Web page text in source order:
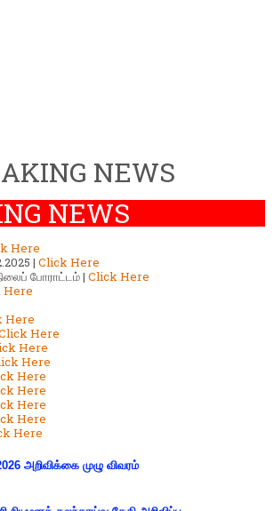
NEWS
NEWS
Here
| Click Here
போராட்டம் | Click Here
Here
Here
Here
Here
Here
Here
Here
Here
Here
Here
அறிவிக்கை முழு விவரம்